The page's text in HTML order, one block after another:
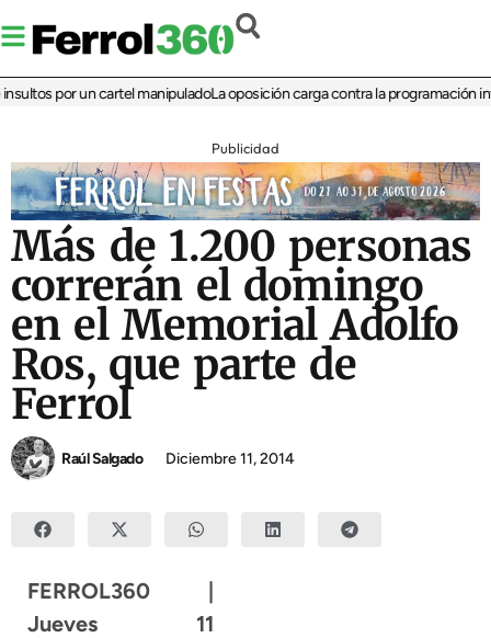
por un cartel manipuladoLa oposición carga contra la programación
Publicidad
Más de 1.200 personas
correrán el domingo
en el Memorial Adolfo
Ros, que parte de
Ferrol
Raúl Salgado Diciembre 11, 2014
FERROL360 |
Jueves 11